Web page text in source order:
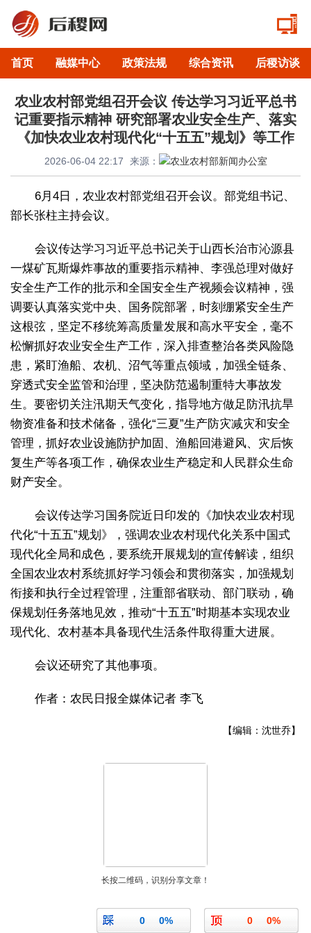
首页 融媒中心 政策法规 综合资讯 后稷访谈
农业农村部党组召开会议 传达学习习近平总书
记重要指示精神 研究部署农业安全生产、落实
《加快农业农村现代化“十五五”规划》等工作
2026-06-04 22:17 来源：
6月4日，农业农村部党组召开会议。部党组书记、
部长张柱主持会议。
会议传达学习习近平总书记关于山西长治市沁源县
一煤矿瓦斯爆炸事故的重要指示精神、李强总理对做好
安全生产工作的批示和全国安全生产视频会议精神，强
调要认真落实党中央、国务院部署，时刻绷紧安全生产
这根弦，坚定不移统筹高质量发展和高水平安全，毫不
松懈抓好农业安全生产工作，深入排查整治各类风险隐
患，紧盯渔船、农机、沼气等重点领域，加强全链条、
穿透式安全监管和治理，坚决防范遏制重特大事故发
生。要密切关注汛期天气变化，指导地方做足防汛抗旱
物资准备和技术储备，强化“三夏”生产防灾减灾和安全
管理，抓好农业设施防护加固、渔船回港避风、灾后恢
复生产等各项工作，确保农业生产稳定和人民群众生命
财产安全。
会议传达学习国务院近日印发的《加快农业农村现
代化“十五五”规划》，强调农业农村现代化关系中国式
现代化全局和成色，要系统开展规划的宣传解读，组织
全国农业农村系统抓好学习领会和贯彻落实，加强规划
衔接和执行全过程管理，注重部省联动、部门联动，确
保规划任务落地见效，推动“十五五”时期基本实现农业
现代化、农村基本具备现代生活条件取得重大进展。
会议还研究了其他事项。
作者：农民日报全媒体记者 李飞
【编辑：沈世乔】
长按二维码，识别分享文章！
0 0%
0 0%